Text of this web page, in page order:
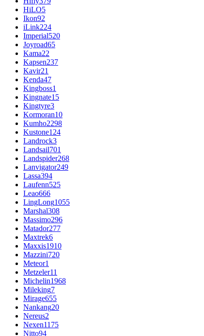
HiLO5
Ikon92
iLink224
Imperial520
Joyroad65
Kama22
Kapsen237
Kavir21
Kenda47
Kingboss1
Kingnate15
Kingtyre3
Kormoran10
Kumho2298
Kustone124
Landrock3
Landsail701
Landspider268
Lanvigator249
Lassa394
Laufenn525
Leao666
LingLong1055
Marshal308
Massimo296
Matador277
Maxtrek6
Maxxis1910
Mazzini720
Meteor1
Metzeler11
Michelin1968
Mileking7
Mirage655
Nankang20
Nereus2
Nexen1175
Nitto94